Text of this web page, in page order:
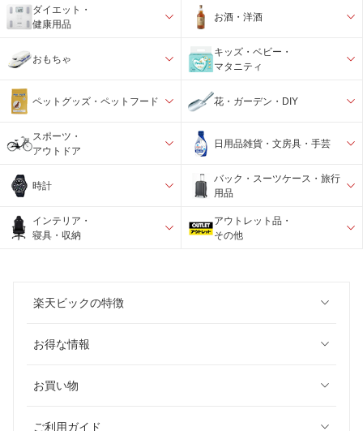
ダイエット・
健康用品
お酒・洋酒
おもちゃ
キッズ・ベビー・
マタニティ
ペットグッズ・ペットフード 花・ガーデン・DIY
スポーツ・
アウトドア
日用品雑貨・文房具・手芸
時計
バック・スーツケース・旅行
用品
インテリア・
寝具・収納
アウトレット品・
その他
楽天ビックの特徴
お得な情報
お買い物
ご利用ガイド